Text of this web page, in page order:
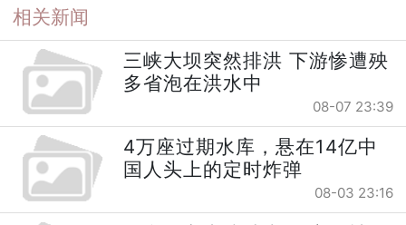
相关新闻
三峡大坝突然排洪 下游惨遭殃
多省泡在洪水中
08-07 23:39
4万座过期水库，悬在14亿中
国人头上的定时炸弹
08-03 23:16